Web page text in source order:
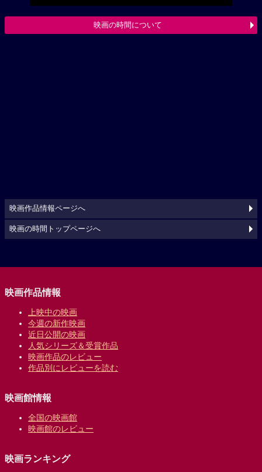
映画の時間について
映画作品情報ページへ
映画の時間トップページへ
映画作品情報
上映中の映画
今週の新作映画
近日公開の映画
人気シリーズ＆受賞作品
映画作品のレビュー
作品別にレビューを読む
映画館情報
全国の映画館
映画館のレビュー
映画ランキング